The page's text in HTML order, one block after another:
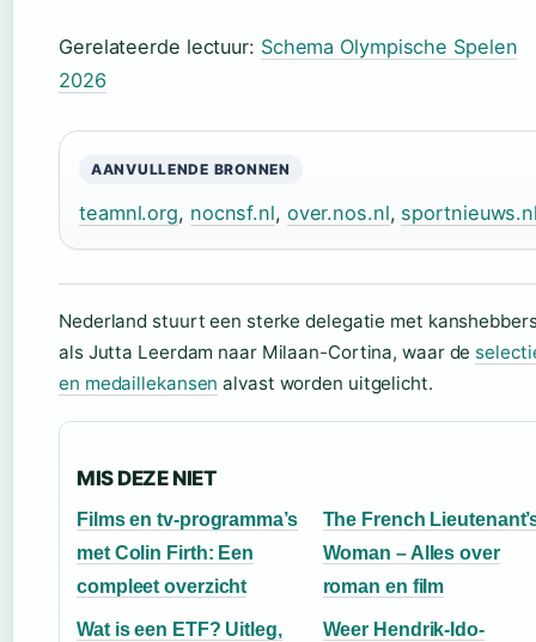
Gerelateerde lectuur: Schema Olympische Spelen
2026
AANVULLENDE BRONNEN
teamnl.org, nocnsf.nl, over.nos.nl,
Nederland stuurt een sterke delegatie met
als Jutta Leerdam naar Milaan-Cortina, waar de
en medaillekansen alvast worden uitgelicht.
MIS DEZE NIET
Films en tv-programma’s
met Colin Firth: Een
compleet overzicht
The French
Woman – Alles over
roman en film
Wat is een ETF? Uitleg,
Weer Hendrik-Ido-